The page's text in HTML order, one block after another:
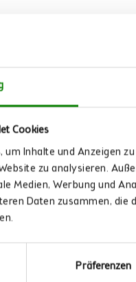
Cookies
um Inhalte und Anzeigen
zu analysieren.
Medien, Werbung und
Daten zusammen, die
Präferenzen
solltest du also zu
Heimvorteil!
von Kloster
heimischen Bio-
nur ein Getränk – sie
Region.
es – fast – direkt
In jedem Schluck
Heimatliebe im Glas!